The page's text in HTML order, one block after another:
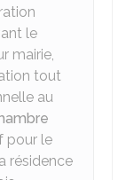
le
mairie,
tout
au
pour le
résidence